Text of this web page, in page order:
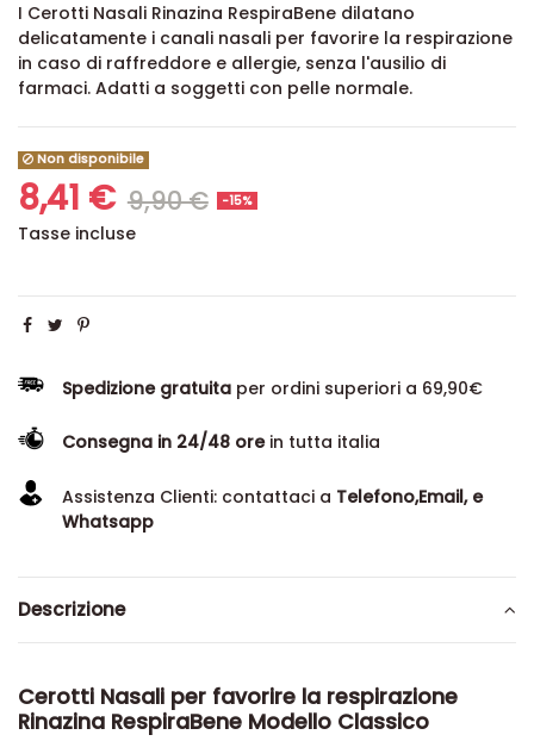
I Cerotti Nasali Rinazina RespiraBene dilatano
delicatamente i canali nasali per favorire la respirazione
in caso di raffreddore e allergie, senza l'ausilio di
farmaci. Adatti a soggetti con pelle normale.
Non disponibile
8,41 € 9,90 € -15%
Tasse incluse
Spedizione gratuita per ordini superiori a 69,90€
Consegna in 24/48 orein tutta italia
Assistenza Clienti: contattaci a Telefono,Email, e
Whatsapp
Descrizione
Cerotti Nasali per favorire la respirazione
Rinazina RespiraBene Modello Classico